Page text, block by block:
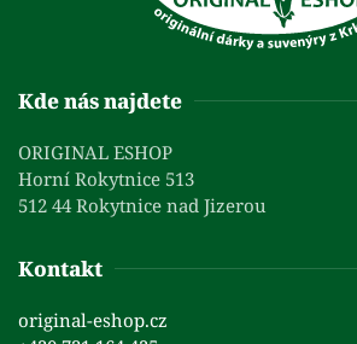
Kde nás najdete
ORIGINAL ESHOP
Horní Rokytnice 513
512 44 Rokytnice nad Jizerou
Kontakt
original-eshop.cz